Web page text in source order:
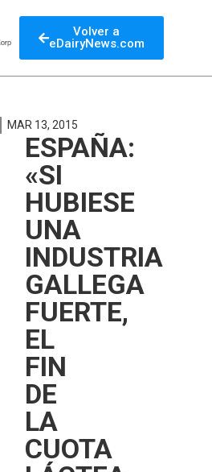
Volver a
eDairyNews.com
MAR 13, 2015
ESPAÑA:
«SI
HUBIESE
UNA
INDUSTRIA
GALLEGA
FUERTE,
EL
FIN
DE
LA
CUOTA